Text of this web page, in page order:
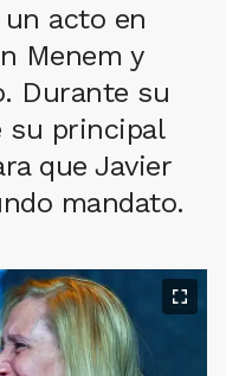
un acto en
Menem y
Durante su
su principal
que Javier
mandato.